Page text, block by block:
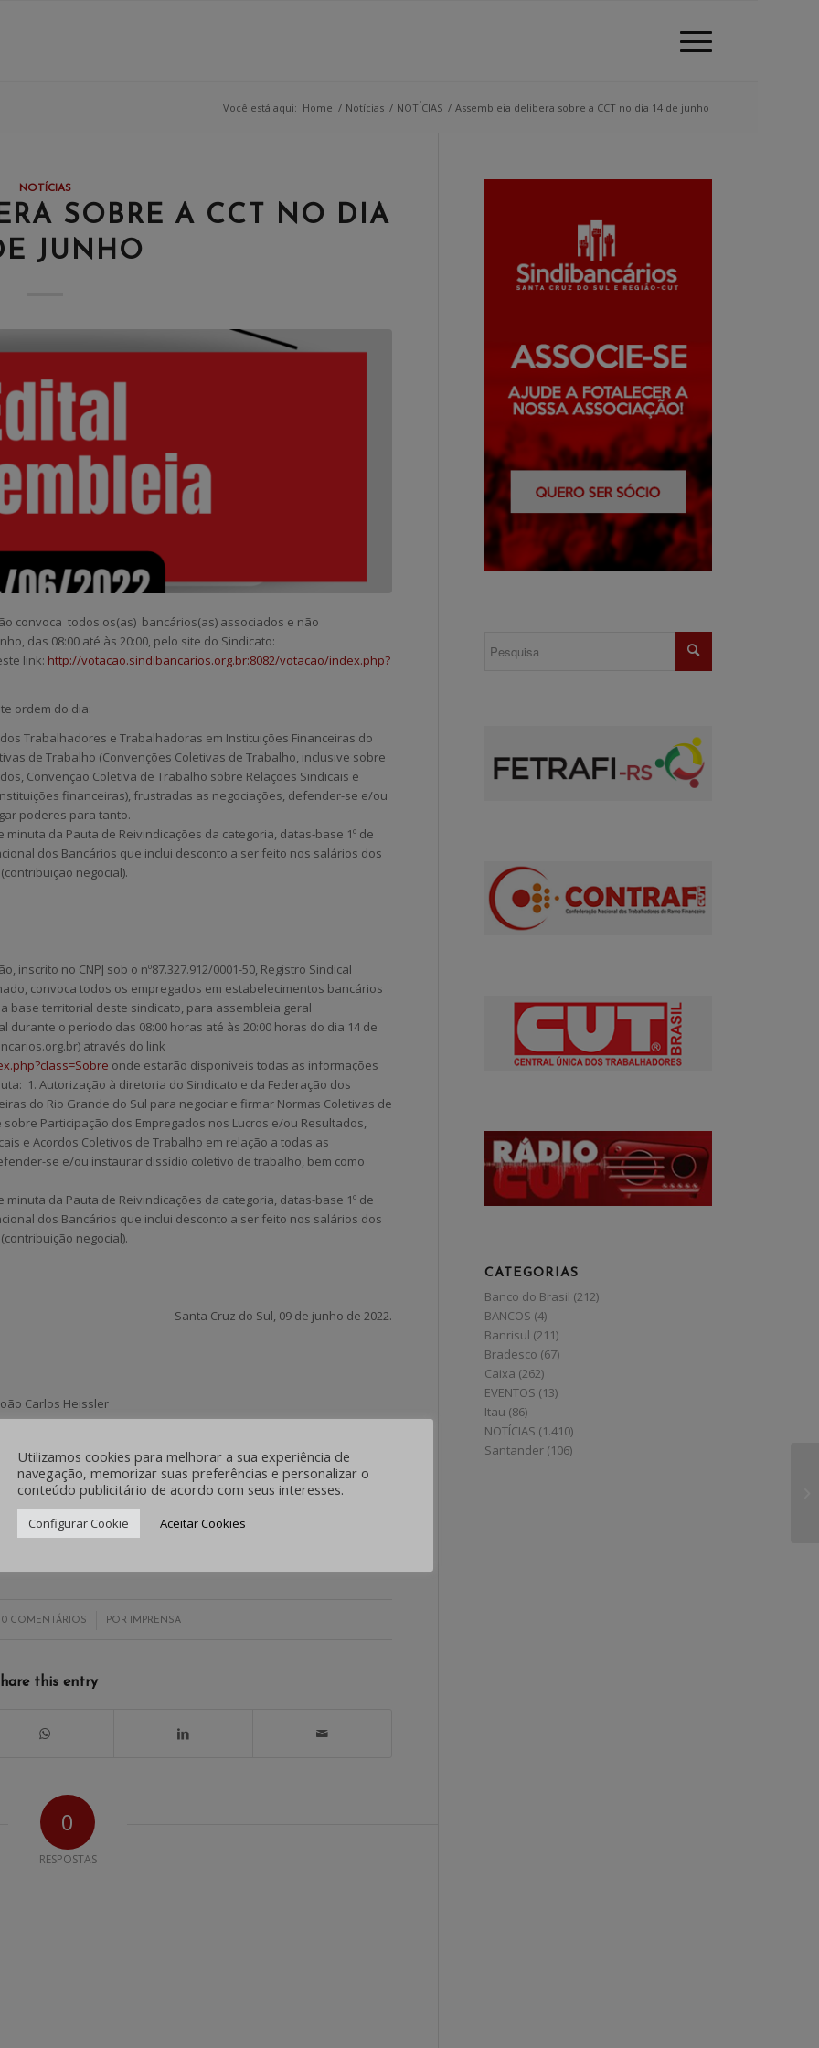
Você está aqui: Home / Notícias / NOTÍCIAS / Assembleia delibera sobre a CCT no dia 14 de junho
NOTÍCIAS
SOBRE A CCT NO DIA
JUNHO
convoca todos os(as) bancários(as) associados e não
das 08:00 até às 20:00, pelo site do Sindicato:
link: http://votacao.sindibancarios.org.br:8082/votacao/index.php?
ordem do dia:
Trabalhadores eTrabalhadoras em Instituições Financeiras do
de Trabalho (Convenções Coletivas de Trabalho, inclusive sobre
Convenção Coletiva deTrabalho sobre Relações Sindicais e
financeiras), frustradas as negociações, defender-se e/ou
poderes para tanto.
minuta da Pauta de Reivindicações da categoria, datas-base 1º de
dos Bancários que inclui desconto a ser feito nos salários dos
negocial).
, inscrito no CNPJ sob o nº87.327.912/0001-50, Registro Sindical
convoca todos os empregados em estabelecimentos bancários
base territorial deste sindicato, para assembleia geral
o período das 08:00 horas até às 20:00 horas do dia 14 de
através do link
onde estarão disponíveis todas as informações
1. Autorização à diretoria do Sindicato e da Federação dos
do Rio Grande do Sul para negociar e firmar Normas Coletivas de
sobre Participação dos Empregados nos Lucros e/ou Resultados,
e Acordos Coletivos de Trabalho em relação a todas as
se e/ou instaurar dissídio coletivo de trabalho, bem como
minuta da Pauta de Reivindicações da categoria, datas-base 1º de
dos Bancários que inclui desconto a ser feito nos salários dos
negocial).
Santa Cruz do Sul, 09 de junho de 2022.
Carlos Heissler
dos Santos Carvalho
Administrativa
0 COMENTÁRIOS
/ POR IMPRENSA
this entry
0
RESPOSTAS
CATEGORIAS
Banco do Brasil (212)
BANCOS (4)
Banrisul (211)
Bradesco (67)
Caixa (262)
EVENTOS (13)
Itau (86)
NOTÍCIAS (1.410)
Santander (106)
Utilizamos cookies para melhorar a sua experiência de
navegação, memorizar suas preferências e personalizar o
conteúdo publicitário de acordo com seus interesses.
Configurar Cookie Aceitar Cookies